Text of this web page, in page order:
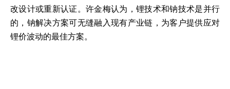
改设计或重新认证。许金梅认为，锂技术和钠技术是并行
的，钠解决方案可无缝融入现有产业链，为客户提供应对
锂价波动的最佳方案。